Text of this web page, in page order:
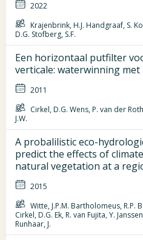
2022
Krajenbrink, H.J. Handgraaf, S.
D.G. Stofberg, S.F.
Een horizontaal putfilter
verticale: waterwinning
2011
Cirkel, D.G. Wens, P. van der
J.W.
A probalilistic eco-
predict the effects of
natural vegetation at a
2015
Witte, J.P.M. Bartholomeus, R.P.
Cirkel, D.G. Ek, R. van Fujita, Y.
Runhaar, J.